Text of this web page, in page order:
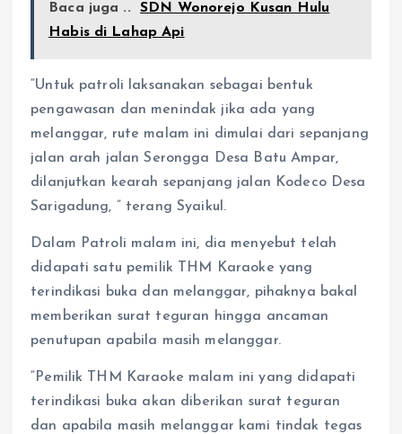
Baca juga ..
SDN Wonorejo Kusan Hulu
Habis di Lahap Api
“Untuk patroli laksanakan sebagai bentuk
pengawasan dan menindak jika ada yang
melanggar, rute malam ini dimulai dari sepanjang
jalan arah jalan Serongga Desa Batu Ampar,
dilanjutkan kearah sepanjang jalan Kodeco Desa
Sarigadung, ” terang Syaikul.
Dalam Patroli malam ini, dia menyebut telah
didapati satu pemilik THM Karaoke yang
terindikasi buka dan melanggar, pihaknya bakal
memberikan surat teguran hingga ancaman
penutupan apabila masih melanggar.
“Pemilik THM Karaoke malam ini yang didapati
terindikasi buka akan diberikan surat teguran
dan apabila masih melanggar kami tindak tegas